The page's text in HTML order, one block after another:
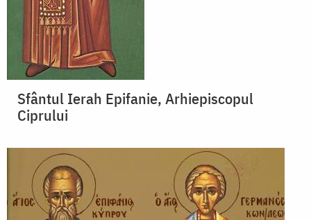
Sfântul Ierah Epifanie, Arhiepiscopul
Ciprului